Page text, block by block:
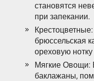
становятся
при запекании.
брюссельская
ореховую
Мягкие Овощи:
баклажаны,